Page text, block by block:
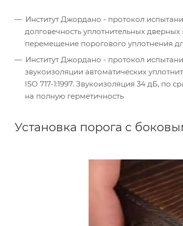
Институт Джордано - протокол
долговечность уплотнительных
перемещение порогового уплотнения
Институт Джордано - протокол
звукоизоляции автоматических
ISO 717-1:1997. Звукоизоляция 34 дБ,
на полную герметичность
Установка порога с